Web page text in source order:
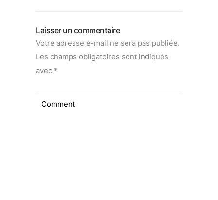
Laisser un commentaire
Votre adresse e-mail ne sera pas publiée.
Les champs obligatoires sont indiqués
avec *